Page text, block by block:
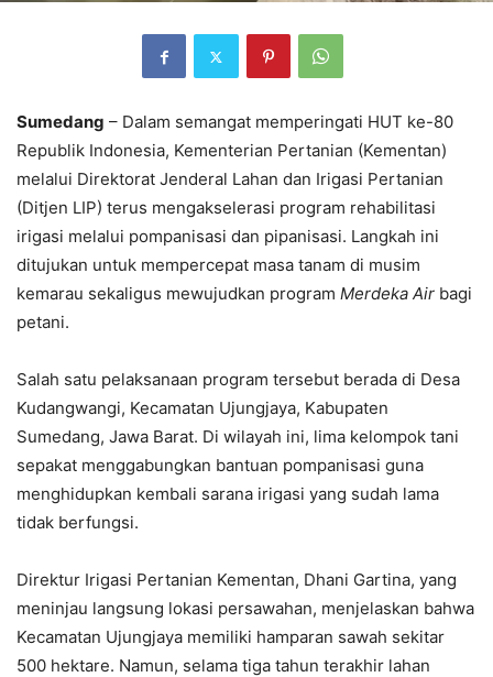
Sumedang – Dalam semangat memperingati HUT ke-80
Republik Indonesia, Kementerian Pertanian (Kementan)
melalui Direktorat Jenderal Lahan dan Irigasi Pertanian
(Ditjen LIP) terus mengakselerasi program rehabilitasi
irigasi melalui pompanisasi dan pipanisasi. Langkah ini
ditujukan untuk mempercepat masa tanam di musim
kemarau sekaligus mewujudkan program Merdeka Air bagi
petani.
Salah satu pelaksanaan program tersebut berada di Desa
Kudangwangi, Kecamatan Ujungjaya, Kabupaten
Sumedang, Jawa Barat. Di wilayah ini, lima kelompok tani
sepakat menggabungkan bantuan pompanisasi guna
menghidupkan kembali sarana irigasi yang sudah lama
tidak berfungsi.
Direktur Irigasi Pertanian Kementan, Dhani Gartina, yang
meninjau langsung lokasi persawahan, menjelaskan bahwa
Kecamatan Ujungjaya memiliki hamparan sawah sekitar
500 hektare. Namun, selama tiga tahun terakhir lahan